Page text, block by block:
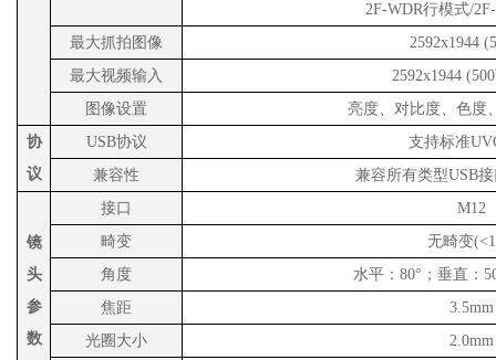
2F-WDR行模式/
最大抓拍图像
2592x1944
最大视频输入
2592x1944
图像设置
亮度、对比度、色度
协
议
USB协议 支持标准
兼容性
兼容所有类型USB
镜
头
参
数
接口
M12
畸变
无畸变
角度
水平： 80°；垂直：
焦距
3.5mm
光圈大小
2.0mm